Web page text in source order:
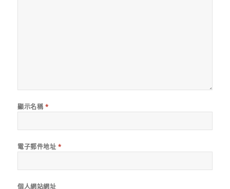
顯示名稱 *
電子郵件地址 *
個人網站網址